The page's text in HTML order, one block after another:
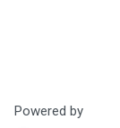
Powered by